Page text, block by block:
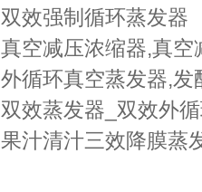
双效强制循环蒸发器
真空减压浓缩器,真空
外循环真空蒸发器,发
双效蒸发器_双效外
果汁清汁三效降膜蒸